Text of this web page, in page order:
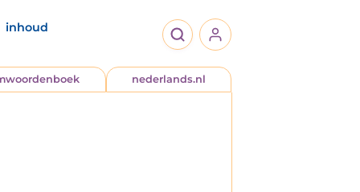
inhoud
nederlands.nl